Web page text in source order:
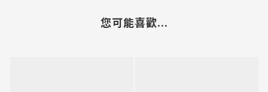
您可能喜歡...